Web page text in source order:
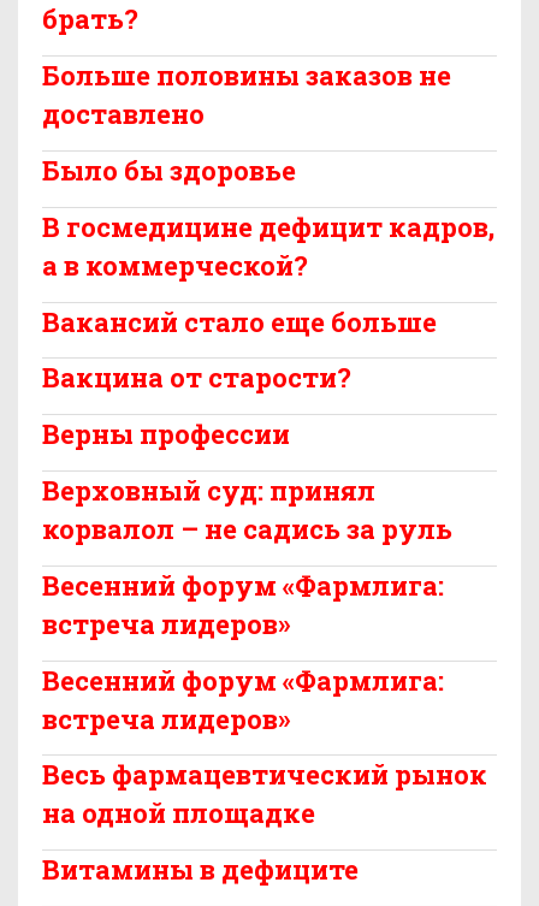
брать?
Больше половины заказов не
доставлено
Было бы здоровье
В госмедицине дефицит кадров,
а в коммерческой?
Вакансий стало еще больше
Вакцина от старости?
Верны профессии
Верховный суд: принял
корвалол – не садись за руль
Весенний форум «Фармлига:
встреча лидеров»
Весенний форум «Фармлига:
встреча лидеров»
Весь фармацевтический рынок
на одной площадке
Витамины в дефиците